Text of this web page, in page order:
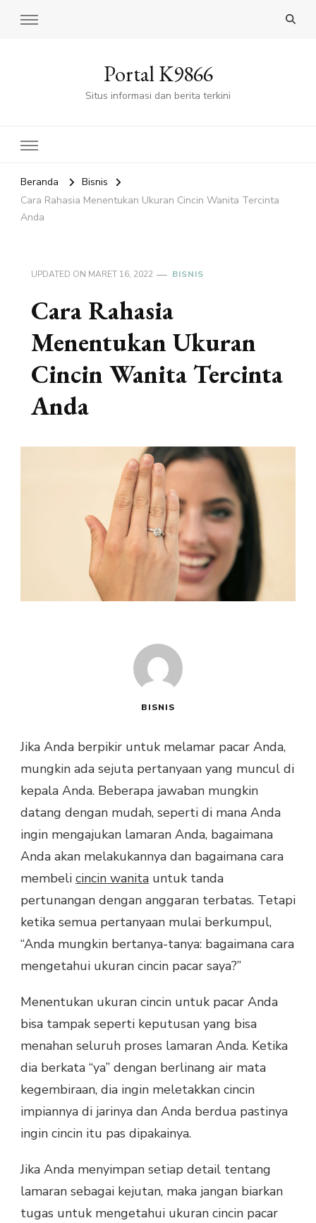
Portal K9866
Situs informasi dan berita terkini
Beranda
Bisnis
Cara Rahasia Menentukan Ukuran Cincin Wanita Tercinta
Anda
UPDATED ON MARET 16, 2022 BISNIS
Cara Rahasia
Menentukan Ukuran
Cincin Wanita Tercinta
Anda
BISNIS
Jika Anda berpikir untuk melamar pacar Anda,
mungkin ada sejuta pertanyaan yang muncul di
kepala Anda. Beberapa jawaban mungkin
datang dengan mudah, seperti di mana Anda
ingin mengajukan lamaran Anda, bagaimana
Anda akan melakukannya dan bagaimana cara
membeli cincin wanita untuk tanda
pertunangan dengan anggaran terbatas. Tetapi
ketika semua pertanyaan mulai berkumpul,
“Anda mungkin bertanya-tanya: bagaimana cara
mengetahui ukuran cincin pacar saya?”
Menentukan ukuran cincin untuk pacar Anda
bisa tampak seperti keputusan yang bisa
menahan seluruh proses lamaran Anda. Ketika
dia berkata “ya” dengan berlinang air mata
kegembiraan, dia ingin meletakkan cincin
impiannya di jarinya dan Anda berdua pastinya
ingin cincin itu pas dipakainya.
Jika Anda menyimpan setiap detail tentang
lamaran sebagai kejutan, maka jangan biarkan
tugas untuk mengetahui ukuran cincin pacar